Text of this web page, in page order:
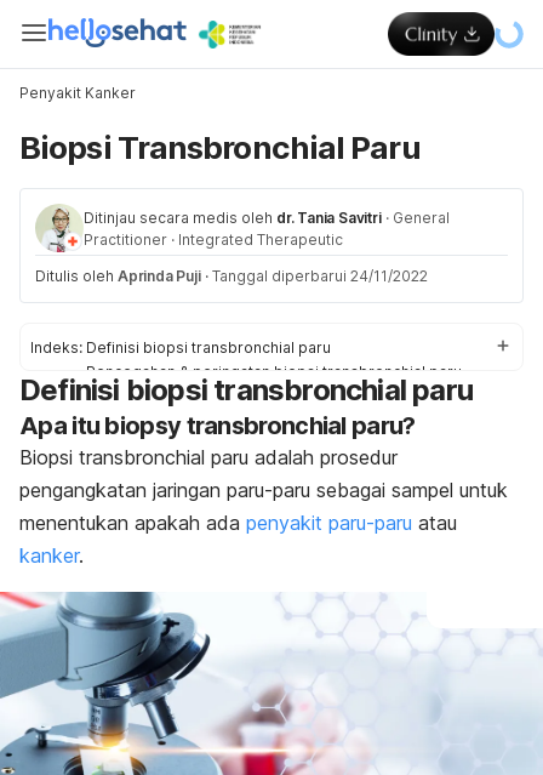
Penyakit Kanker
Biopsi Transbronchial Paru
Ditinjau secara medis oleh dr. Tania Savitri · General
Practitioner · Integrated Therapeutic
Ditulis oleh Aprinda Puji · Tanggal diperbarui 24/11/2022
Indeks: Definisi biopsi transbronchial paru
Pencegahan & peringatan biopsi transbronchial paru
Proses biopsi transbronchial paru
Hasil biopsi transbronchial paru
Komplikasi biopsi transbronchial paru
Definisi biopsi transbronchial paru
Apa itu biopsy transbronchial paru?
Biopsi transbronchial paru adalah prosedur
pengangkatan jaringan paru-paru sebagai sampel untuk
menentukan apakah ada penyakit paru-paru atau
kanker.